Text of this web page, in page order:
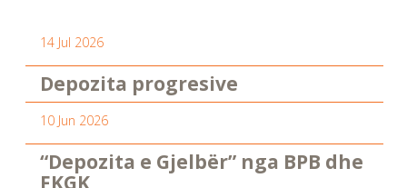
14 Jul 2026
Depozita progresive
10 Jun 2026
“Depozita e Gjelbër” nga BPB dhe
FKGK